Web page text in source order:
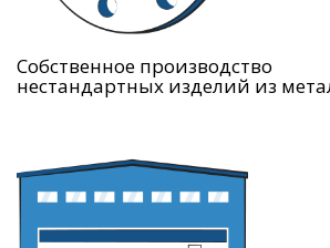
Собственное производство
нестандартных изделий из